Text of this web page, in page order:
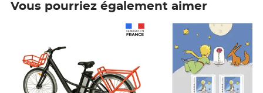
Vous pourriez également aimer
Prix 7,50€